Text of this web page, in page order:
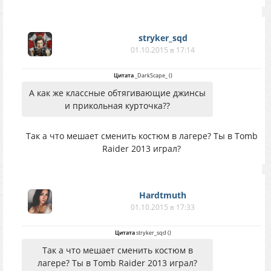
stryker_sqd
01.10.2015 в 17:14
Цитата _DarkScape_ ()
А как же классные обтягивающие джинсы
и прикольная курточка??
Так а что мешает сменить костюм в лагере? Ты в Tomb
Raider 2013 играл?
Hardtmuth
01.10.2015 в 17:33
Цитатаstryker_sqd ()
Так а что мешает сменить костюм в
лагере? Ты в Tomb Raider 2013 играл?